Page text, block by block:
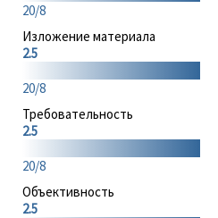
20/8
Изложение материала
2.5
20/8
Требовательность
2.5
20/8
Объективность
2.5